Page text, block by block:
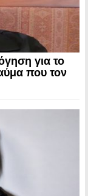
για το
που τον